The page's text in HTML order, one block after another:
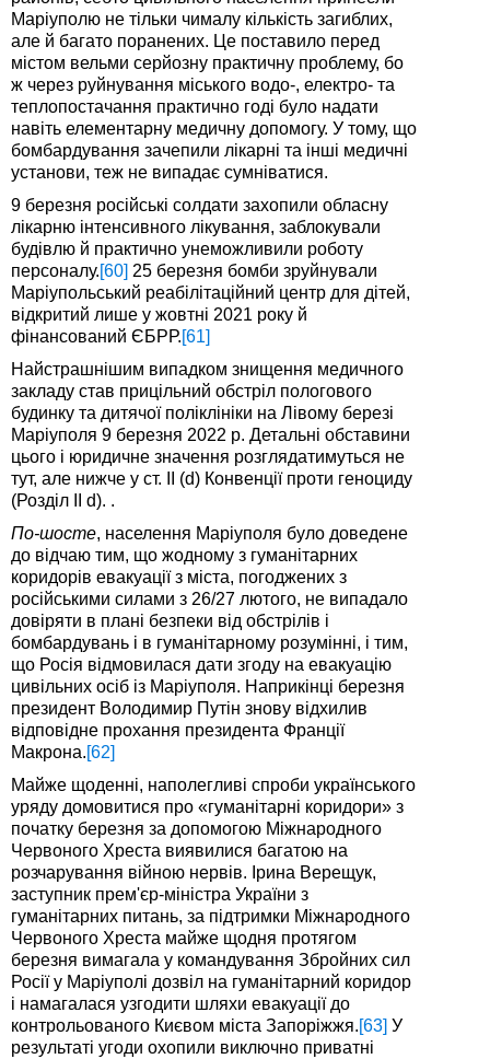
Маріуполю не тільки чималу кількість загиблих,
але й багато поранених. Це поставило перед
містом вельми серйозну практичну проблему, бо
ж через руйнування міського водо-, електро- та
теплопостачання практично годі було надати
навіть елементарну медичну допомогу. У тому, що
бомбардування зачепили лікарні та інші медичні
установи, теж не випадає сумніватися.
9 березня російські солдати захопили обласну
лікарню інтенсивного лікування, заблокували
будівлю й практично унеможливили роботу
персоналу.[60] 25 березня бомби зруйнували
Маріупольський реабілітаційний центр для дітей,
відкритий лише у жовтні 2021 року й
фінансований ЄБРР.[61]
Найстрашнішим випадком знищення медичного
закладу став прицільний обстріл пологового
будинку та дитячої поліклініки на Лівому березі
Маріуполя 9 березня 2022 р. Детальні обставини
цього і юридичне значення розглядатимуться не
тут, але нижче у ст. II (d) Конвенції проти геноциду
(Розділ II d). .
По-шосте, населення Маріуполя було доведене
до відчаю тим, що жодному з гуманітарних
коридорів евакуації з міста, погоджених з
російськими силами з 26/27 лютого, не випадало
довіряти в плані безпеки від обстрілів і
бомбардувань і в гуманітарному розумінні, і тим,
що Росія відмовилася дати згоду на евакуацію
цивільних осіб із Маріуполя. Наприкінці березня
президент Володимир Путін знову відхилив
відповідне прохання президента Франції
Макрона.[62]
Майже щоденні, наполегливі спроби українського
уряду домовитися про «гуманітарні коридори» з
початку березня за допомогою Міжнародного
Червоного Хреста виявилися багатою на
розчарування війною нервів. Ірина Верещук,
заступник прем'єр-міністра України з
гуманітарних питань, за підтримки Міжнародного
Червоного Хреста майже щодня протягом
березня вимагала у командування Збройних сил
Росії у Маріуполі дозвіл на гуманітарний коридор
і намагалася узгодити шляхи евакуації до
контрольованого Києвом міста Запоріжжя.[63] У
результаті угоди охопили виключно приватні